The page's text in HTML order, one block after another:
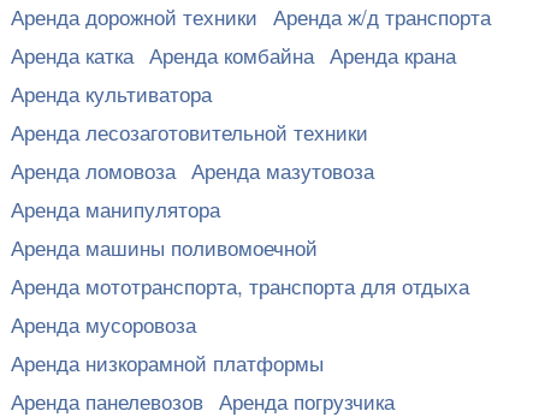
Аренда дорожной техники Аренда ж/д транспорта
Аренда катка Аренда комбайна Аренда крана
Аренда культиватора
Аренда лесозаготовительной техники
Аренда ломовоза Аренда мазутовоза
Аренда манипулятора
Аренда машины поливомоечной
Аренда мототранспорта, транспорта для отдыха
Аренда мусоровоза
Аренда низкорамной платформы
Аренда панелевозов Аренда погрузчика